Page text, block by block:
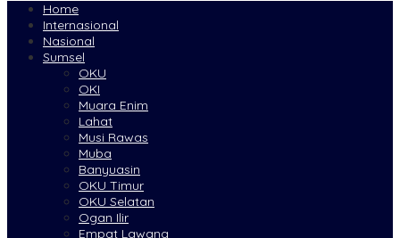
Home
Internasional
Nasional
Sumsel
OKU
OKI
Muara Enim
Lahat
Musi Rawas
Muba
Banyuasin
OKU Timur
OKU Selatan
Ogan Ilir
Empat Lawang